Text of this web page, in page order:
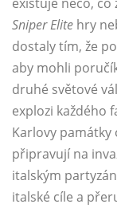
Sniper Elite hry
dostaly tím, že
aby mohli
druhé světové
explozi každého
Karlovy památky
připravují na
italským
italské cíle a